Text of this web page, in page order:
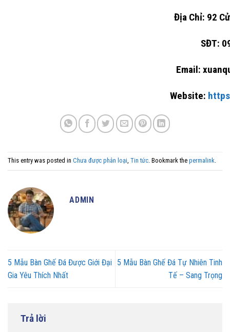
Địa Chỉ: 92 Cửa Bắc, Ba
SĐT: 098-
Email:
Website:
This entry was posted in Chưa được phân loại, Tin tức. Bookmark the permalink.
ADMIN
5 Mẫu Bàn Ghế Đá Được Giới Đại
Gia Yêu Thích Nhất
5 Mẫu Bàn Ghế Đá Tự Nhiên Tinh
Tế – Sang Trọng
Trả lời